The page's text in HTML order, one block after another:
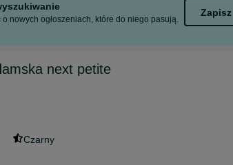
o nowych ogłoszeniach, które do niego pasują.
Zapisz
next petite
Czarny